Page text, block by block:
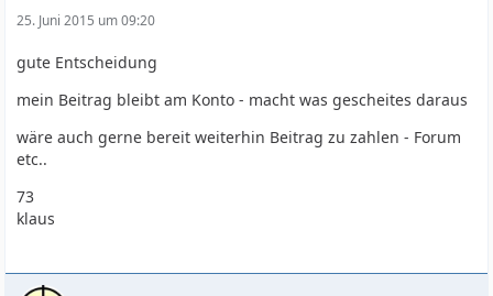
25. Juni 2015 um 09:20
gute Entscheidung
mein Beitrag bleibt am Konto - macht was gescheites daraus
wäre auch gerne bereit weiterhin Beitrag zu zahlen - Forum
etc..
73
klaus